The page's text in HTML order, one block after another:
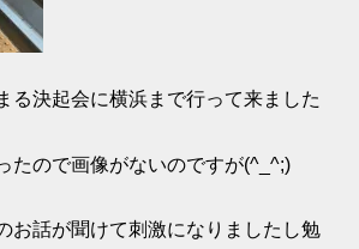
る決起会に横浜まで行って来ました
たので画像がないのですが(^_^;)
お話が聞けて刺激になりましたし勉